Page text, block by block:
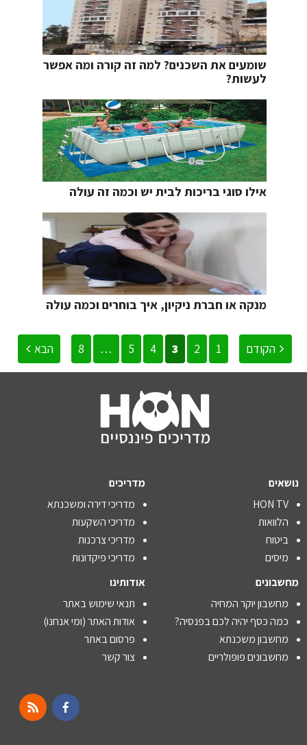
שומעים את השכנים? למה זה קורה ומה אפשר
לעשות?
אילו סוגי בריכות לבית יש וכמה זה עולה
מנקה או חברת ניקיון, איך בוחרים וכמה עולה
הקודם 1
2
3
4
5
…
8 הבא
נושאים
HON TV
הלוואות
ביטוח
מיסים
מדריכים
מדריכי דירה ומשכנתא
מדריכי השקעות
מדריכי צרכנות
מדריכי פיקדונות
מחשבונים
מחשבון יוקר המחיה
כמה כסף יהיה לכם בפנסיה?
מחשבון משכנתא
מחשבונים פופולריים
אודותינו
תנאי שימוש באתר
אודות האתר (ומי אנחנו)
פרסום באתר
צור קשר